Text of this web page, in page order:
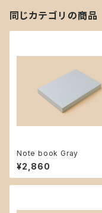
同じカテゴリの商品
Note book Gray
¥2,860